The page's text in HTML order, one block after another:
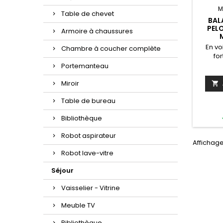
Table de chevet
Armoire à chaussures
Chambre à coucher complète
Portemanteau
Miroir
Table de bureau
Bibliothèque
Robot aspirateur
Robot lave-vitre
Séjour
Vaisselier - Vitrine
Meuble TV
En
peut
la
bord
